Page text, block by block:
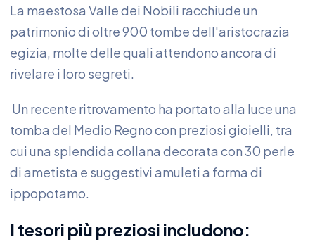
La maestosa Valle dei Nobili racchiude un
patrimonio di oltre 900 tombe dell'aristocrazia
egizia, molte delle quali attendono ancora di
rivelare i loro segreti.
Un recente ritrovamento ha portato alla luce una
tomba del Medio Regno con preziosi gioielli, tra
cui una splendida collana decorata con 30 perle
di ametista e suggestivi amuleti a forma di
ippopotamo.
I tesori più preziosi includono: